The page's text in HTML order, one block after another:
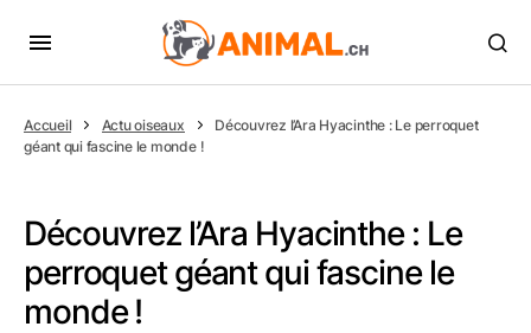
Accueil Actu oiseaux
Découvrez l’Ara Hyacinthe : Le perroquet
géant qui fascine le monde !
Découvrez l’Ara Hyacinthe : Le
perroquet géant qui fascine le
monde !